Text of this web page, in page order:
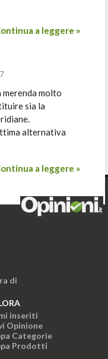
a leggere »
merenda molto
sia la
alternativa
a leggere »
di
inseriti
Opinione
Categorie
Prodotti